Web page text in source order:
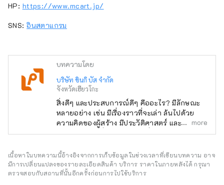
HP: https://www.mcart.jp/
SNS:อินสตาแกรม
บทความโดย
บริษัท ชินกิ บัส จำกัด
จังหวัดเฮียวโกะ
สิ่งดีๆ และประสบการณ์ดีๆ คืออะไร? มีลักษณะ
หลายอย่าง เช่น มีเรื่องราวที่จะเล่า ล้นไปด้วย
ความคิดของผู้สร้าง มีประวัติศาสตร์ และเป็นที่รัก
ของคนในท้องถิ่น คุณเคยเจอสิ่งพิเศษหรือ
เกี่ยวกับเรื่องนี้หรือไม่? และจากการบอกเล่า คน
ใหม่ๆ นำไปสู่บางสิ่งบางอย่าง ฉันคิดว่านั่นคือสิ่ง
ที่ "ดี" เป็นเรื่องเกี่ยวกับ เพื่อส่งมอบการเผชิญหน้า
more
เนื้อหาในบทความนี้อ้างอิงจากการเก็บข้อมูลในช่วงเวลาที่เขียนบทความ อาจ
มีการเปลี่ยนแปลงของรายละเอียดสินค้า บริการ ราคาในภายหลังได้ กรุณา
ตรวจสอบกับสถานที่นั้นอีกครั้งก่อนการไปใช้บริการ